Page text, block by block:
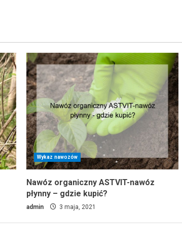
Wykaz nawozów
Nawóz organiczny ASTVIT-nawóz
płynny – gdzie kupić?
admin 3 maja, 2021